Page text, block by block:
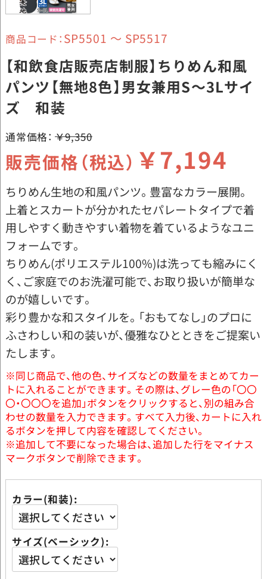
商品コード： SP5501 ～ SP5517
【和飲食店販売店制服】ちりめん和風
パンツ【無地8色】男女兼用S～3Lサイ
ズ 和装
通常価格： ￥9,350
販売価格（税込） ￥7,194
ちりめん生地の和風パンツ。豊富なカラー展開。
上着とスカートが分かれたセパレートタイプで着
用しやすく動きやすい着物を着ているようなユニ
フォームです。
ちりめん(ポリエステル100%)は洗っても縮みにく
く、ご家庭でのお洗濯可能で、お取り扱いが簡単な
のが嬉しいです。
彩り豊かな和スタイルを。「おもてなし」のプロに
ふさわしい和の装いが、優雅なひとときをご提案い
たします。
※同じ商品で、他の色、サイズなどの数量をまとめてカー
トに入れることができます。その際は、グレー色の「〇〇
〇・〇〇〇を追加」ボタンをクリックすると、別の組み合
わせの数量を入力できます。すべて入力後、カートに入れ
るボタンを押して内容を確認してください。
※追加して不要になった場合は、追加した行をマイナス
マークボタンで削除できます。
カラー(和装)
サイズ(ベーシック)